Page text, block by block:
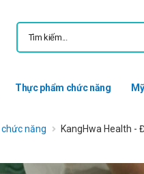
Thực phẩm chức năng
năng KangHwa Health -